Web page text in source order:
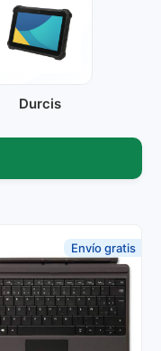
Durcis
Envío gratis